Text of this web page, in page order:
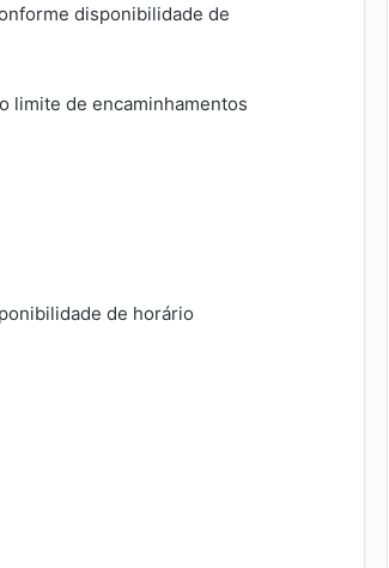
disponibilidade de
limite de encaminhamentos
de horário